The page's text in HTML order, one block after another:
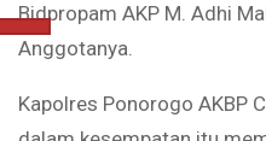
Bidpropam AKP M. Adhi
Anggotanya.
Kapolres Ponorogo AKBP